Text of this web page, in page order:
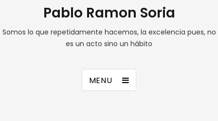
Pablo Ramon Soria
Somos lo que repetidamente hacemos, la excelencia pues, no
es un acto sino un hábito
MENU